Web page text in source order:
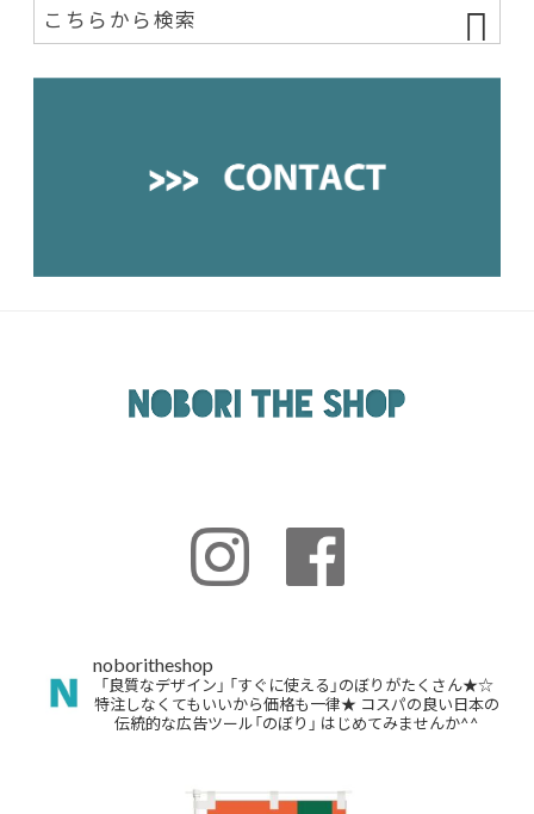
noboritheshop
「良質なデザイン」 「すぐに使える」のぼりがたくさん★☆
特注しなくてもいいから価格も一律★ コスパの良い日本の
伝統的な広告ツール「のぼり」 はじめてみませんか^^